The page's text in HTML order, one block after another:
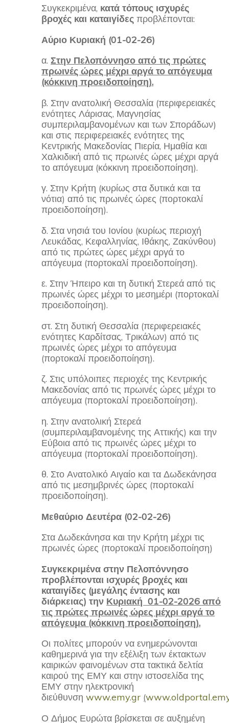
Συγκεκριμένα, κατά τόπους ισχυρές
βροχές και καταιγίδες προβλέπονται:
Αύριο Κυριακή (01-02-26)
α.Στην Πελοπόννησο από τις πρώτες
πρωινές ώρες μέχρι αργά το απόγευμα
(κόκκινη προειδοποίηση).
β. Στην ανατολική Θεσσαλία (περιφερειακές
ενότητες Λάρισας, Μαγνησίας
συμπεριλαμβανομένων και των Σποράδων)
και στις περιφερειακές ενότητες της
Κεντρικής Μακεδονίας Πιερία, Ημαθία και
Χαλκιδική από τις πρωινές ώρες μέχρι αργά
το απόγευμα (κόκκινη προειδοποίηση).
γ. Στην Κρήτη (κυρίως στα δυτικά και τα
νότια) από τις πρωινές ώρες (πορτοκαλί
προειδοποίηση).
δ. Στα νησιά του Ιονίου (κυρίως περιοχή
Λευκάδας, Κεφαλληνίας, Ιθάκης, Ζακύνθου)
από τις πρώτες ώρες μέχρι αργά το
απόγευμα (πορτοκαλί προειδοποίηση).
ε. Στην Ήπειρο και τη δυτική Στερεά από τις
πρωινές ώρες μέχρι το μεσημέρι (πορτοκαλί
προειδοποίηση).
στ. Στη δυτική Θεσσαλία (περιφερειακές
ενότητες Καρδίτσας, Τρικάλων) από τις
πρωινές ώρες μέχρι το απόγευμα
(πορτοκαλί προειδοποίηση).
ζ. Στις υπόλοιπες περιοχές της Κεντρικής
Μακεδονίας από τις πρωινές ώρες μέχρι το
απόγευμα (πορτοκαλί προειδοποίηση).
η. Στην ανατολική Στερεά
(συμπεριλαμβανομένης της Αττικής) και την
Εύβοια από τις πρωινές ώρες μέχρι το
απόγευμα (πορτοκαλί προειδοποίηση).
θ. Στο Ανατολικό Αιγαίο και τα Δωδεκάνησα
από τις μεσημβρινές ώρες (πορτοκαλί
προειδοποίηση).
Μεθαύριο Δευτέρα (02-02-26)
Στα Δωδεκάνησα και την Κρήτη μέχρι τις
πρωινές ώρες (πορτοκαλί προειδοποίηση)
Συγκεκριμένα στην Πελοπόννησο
προβλέπονται ισχυρές βροχές και
καταιγίδες (μεγάλης έντασης και
διάρκειας) την Κυριακή 01-02-2026 από
τις πρώτες πρωινές ώρες μέχρι αργά το
απόγευμα (κόκκινη προειδοποίηση).
Οι πολίτες μπορούν να ενημερώνονται
καθημερινά για την εξέλιξη των έκτακτων
καιρικών φαινομένων στα τακτικά δελτία
καιρού της ΕΜΥ και στην ιστοσελίδα της
ΕΜΥ στην ηλεκτρονική
διεύθυνσηwww.emy.gr (
Ο Δήμος Ευρώτα βρίσκεται σε αυξημένη